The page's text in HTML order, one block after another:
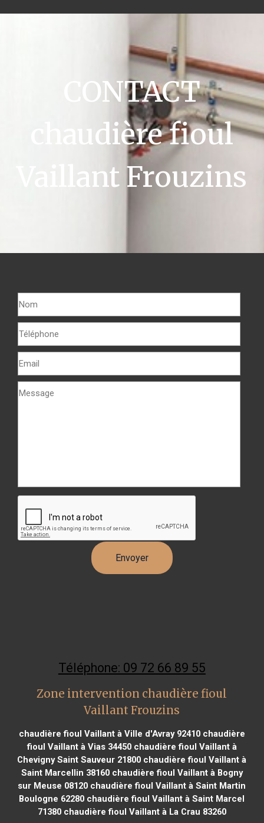
CONTACT
chaudière fioul
Vaillant Frouzins
Téléphone: 09 72 66 89 55
Zone intervention chaudière fioul
Vaillant Frouzins
chaudière fioul Vaillant à Ville d'Avray 92410chaudière
fioul Vaillant à Vias 34450chaudière fioul Vaillant à
Chevigny Saint Sauveur 21800 chaudière fioul Vaillant à
Saint Marcellin 38160chaudière fioul Vaillant à Bogny
sur Meuse 08120 chaudière fioul Vaillant à Saint Martin
Boulogne 62280 chaudière fioul Vaillant à Saint Marcel
71380chaudière fioul Vaillant à La Crau 83260